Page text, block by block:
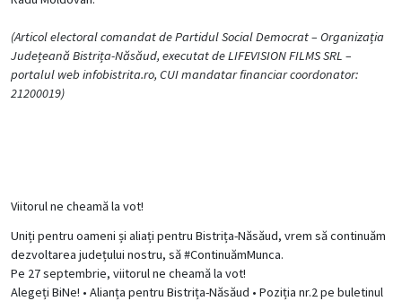
(Articol electoral comandat de Partidul Social Democrat – Organizația
Județeană Bistrița-Năsăud, executat de LIFEVISION FILMS SRL –
portalul web infobistrita.ro, CUI mandatar financiar coordonator:
21200019)
Viitorul ne cheamă la vot!
Uniți pentru oameni și aliați pentru Bistrița-Năsăud, vrem să continuăm
dezvoltarea județului nostru, să #ContinuămMunca.
Pe 27 septembrie, viitorul ne cheamă la vot!
Alegeți BiNe! • Alianța pentru Bistrița-Năsăud • Poziția nr.2 pe buletinul